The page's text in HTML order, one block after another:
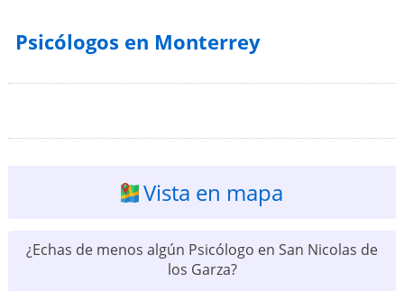
Psicólogos en Monterrey
Vista en mapa
¿Echas de menos algún Psicólogo en San Nicolas de
los Garza?